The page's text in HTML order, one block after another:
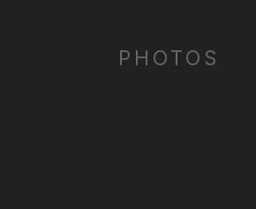
PHOTOS